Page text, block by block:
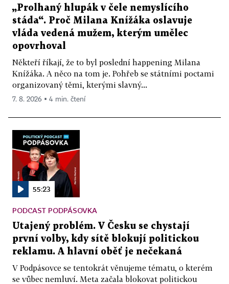
„Prolhaný hlupák v čele nemyslícího
stáda“. Proč Milana Knížáka oslavuje
vláda vedená mužem, kterým umělec
opovrhoval
Někteří říkají, že to byl poslední happening Milana
Knížáka. A něco na tom je. Pohřeb se státními poctami
organizovaný těmi, kterými slavný...
7. 8. 2026 ▪ 4 min. čtení
55:23
PODCAST PODPÁSOVKA
Utajený problém. V Česku se chystají
první volby, kdy sítě blokují politickou
reklamu. A hlavní oběť je nečekaná
V Podpásovce se tentokrát věnujeme tématu, o kterém
se vůbec nemluví. Meta začala blokovat politickou